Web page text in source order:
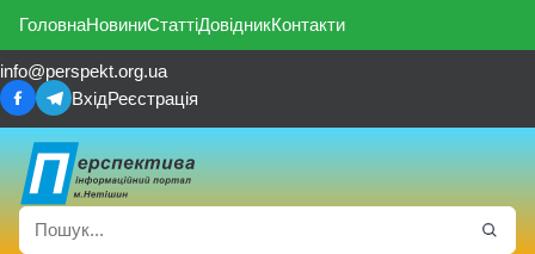
ГоловнаНовиниСтаттіДовідникКонтакти
info@perspekt.org.ua
ВхідРеєстрація